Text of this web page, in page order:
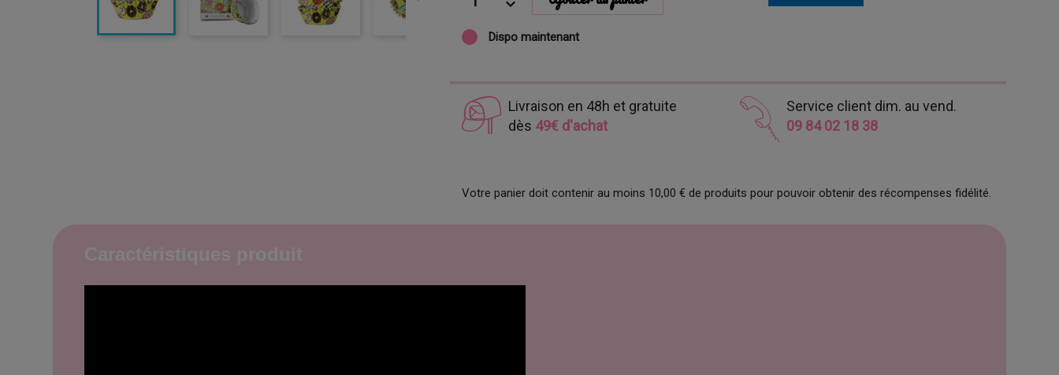
Dispo maintenant
Livraison en 48h et gratuite
dès 49€ d'achat
Service client dim. au vend.
09 84 02 18 38
Votre panier doit contenir au moins 10,00 € de produits pour pouvoir obtenir des récompenses fidélité.